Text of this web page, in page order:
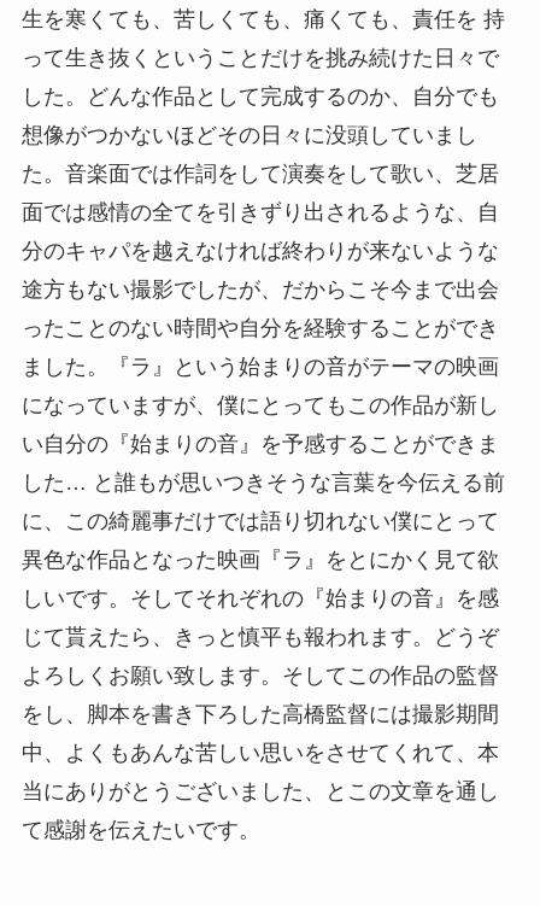
生を寒くても、苦しくても、痛くても、責任を 持
って生き抜くということだけを挑み続けた日々で
した。どんな作品として完成するのか、自分でも
想像がつかないほどその日々に没頭していまし
た。音楽面では作詞をして演奏をして歌い、芝居
面では感情の全てを引きずり出されるような、自
分のキャパを越えなければ終わりが来ないような
途方もない撮影でしたが、だからこそ今まで出会
ったことのない時間や自分を経験することができ
ました。『ラ』という始まりの音がテーマの映画
になっていますが、僕にとってもこの作品が新し
い自分の『始まりの音』を予感することができま
した… と誰もが思いつきそうな言葉を今伝える前
に、この綺麗事だけでは語り切れない僕にとって
異色な作品となった映画『ラ』をとにかく見て欲
しいです。そしてそれぞれの『始まりの音』を感
じて貰えたら、きっと慎平も報われます。どうぞ
よろしくお願い致します。そしてこの作品の監督
をし、脚本を書き下ろした高橋監督には撮影期間
中、よくもあんな苦しい思いをさせてくれて、本
当にありがとうございました、とこの文章を通し
て感謝を伝えたいです。